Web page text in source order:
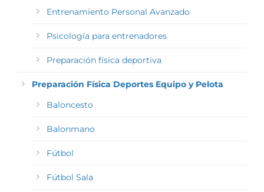
Entrenamiento Personal Avanzado
Psicología para entrenadores
Preparación física deportiva
Preparación Física Deportes Equipo y Pelota
Baloncesto
Balonmano
Fútbol
Fútbol Sala